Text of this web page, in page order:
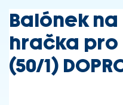
Balónek
hračka pro
(50/1)